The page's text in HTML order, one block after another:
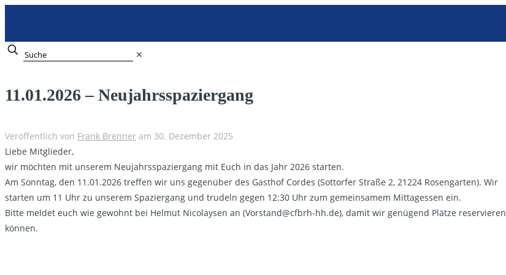
✕
11.01.2026 – Neujahrsspaziergang
Veröffentlich von Frank Brenner am 30. Dezember 2025
Liebe Mitglieder,
wir möchten mit unserem Neujahrsspaziergang mit Euch in das Jahr 2026 starten.
Am Sonntag, den 11.01.2026 treffen wir uns gegenüber des Gasthof Cordes (Sottorfer Straße 2, 21224 Rosengarten). Wir
starten um 11 Uhr zu unserem Spaziergang und trudeln gegen 12:30 Uhr zum gemeinsamem Mittagessen ein.
Bitte meldet euch wie gewohnt bei Helmut Nicolaysen an (Vorstand@cfbrh-hh.de), damit wir genügend Plätze reservieren
können.